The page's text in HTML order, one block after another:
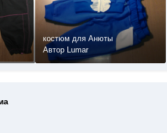
костюм для Анюты
Автор Lumar